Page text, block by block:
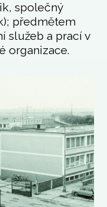
společný
předmětem
služeb a prací v
organizace.